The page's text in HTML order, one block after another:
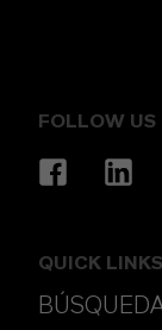
FOLLOW US
QUICK LINKS